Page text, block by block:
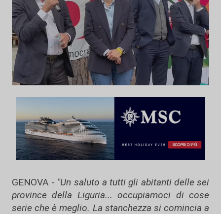
GENOVA - "Un saluto a tutti gli abitanti delle sei
province della Liguria... occupiamoci di cose
serie che è meglio. La stanchezza si comincia a